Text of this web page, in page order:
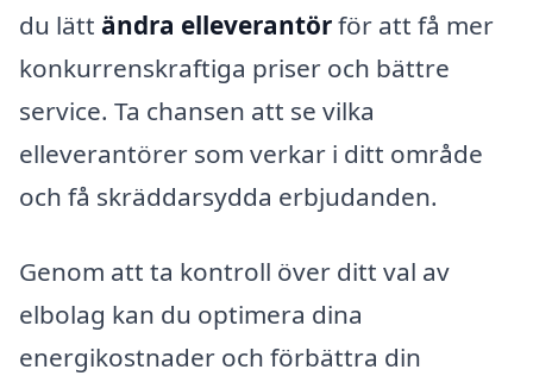
du lätt ändra elleverantörför att få mer
konkurrenskraftiga priser och bättre
service. Ta chansen att se vilka
elleverantörer som verkar i ditt område
och få skräddarsydda erbjudanden.
Genom att ta kontroll över ditt val av
elbolag kan du optimera dina
energikostnader och förbättra din